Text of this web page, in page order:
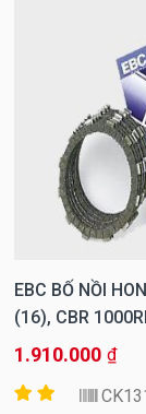
EBC BỐ NỒI
16), CBR
1.910.000 ₫